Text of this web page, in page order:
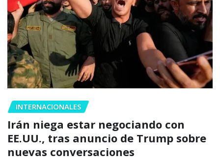
INTERNACIONALES
Irán niega estar negociando con
EE.UU., tras anuncio de Trump sobre
nuevas conversaciones